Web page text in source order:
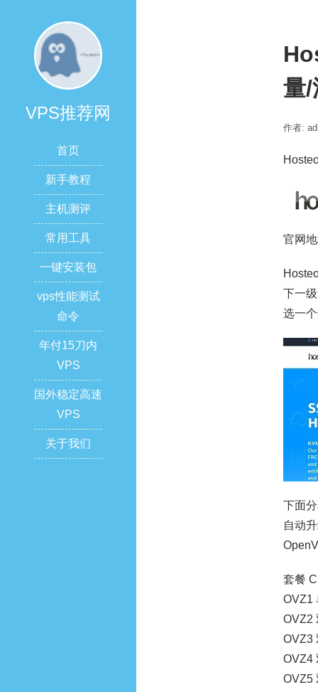
VPS推荐网
首页
新手教程
主机测评
常用工具
一键安装包
vps性能测试
命令
年付15刀内
VPS
国外稳定高速
VPS
关于我们
量/
作者:
官网
下一
选一
下面
自动
套餐
OVZ1
OVZ2
OVZ3
OVZ4
OVZ5